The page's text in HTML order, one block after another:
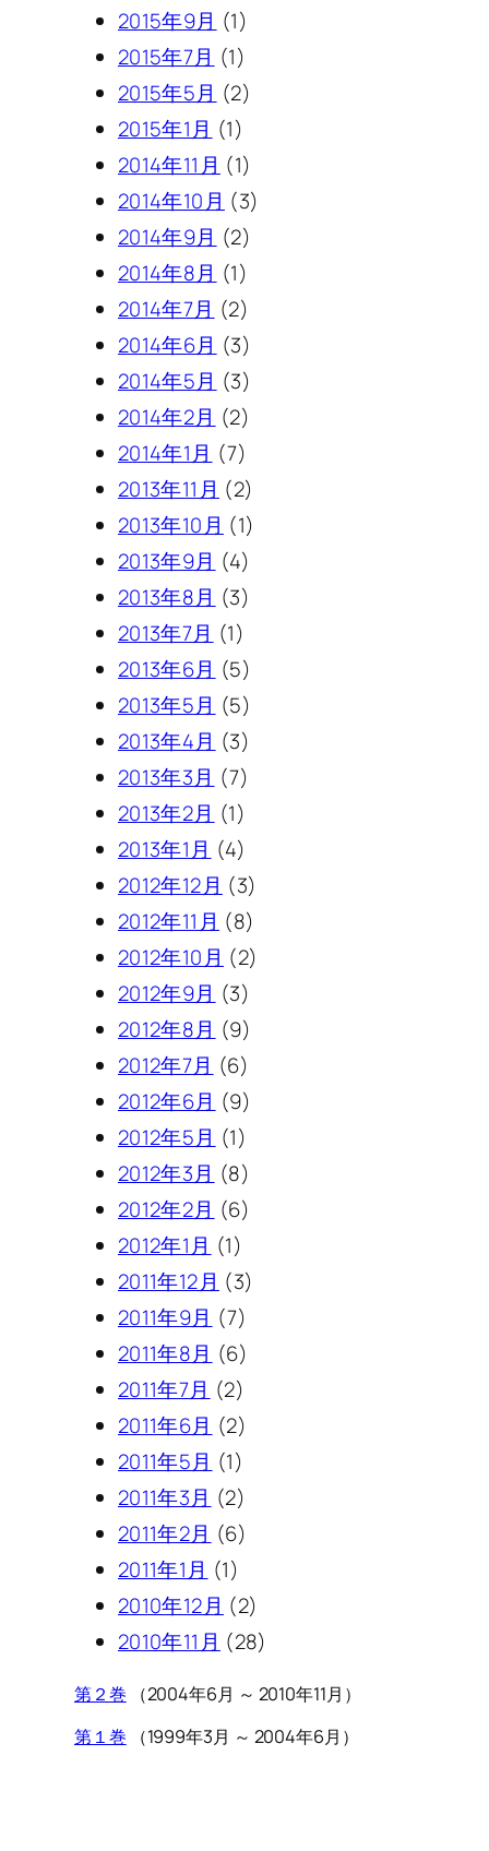
2015年9月 (1)
2015年7月 (1)
2015年5月 (2)
2015年1月 (1)
2014年11月 (1)
2014年10月 (3)
2014年9月 (2)
2014年8月 (1)
2014年7月 (2)
2014年6月 (3)
2014年5月 (3)
2014年2月 (2)
2014年1月 (7)
2013年11月 (2)
2013年10月 (1)
2013年9月 (4)
2013年8月 (3)
2013年7月 (1)
2013年6月 (5)
2013年5月 (5)
2013年4月 (3)
2013年3月 (7)
2013年2月 (1)
2013年1月 (4)
2012年12月 (3)
2012年11月 (8)
2012年10月 (2)
2012年9月 (3)
2012年8月 (9)
2012年7月 (6)
2012年6月 (9)
2012年5月 (1)
2012年3月 (8)
2012年2月 (6)
2012年1月 (1)
2011年12月 (3)
2011年9月 (7)
2011年8月 (6)
2011年7月 (2)
2011年6月 (2)
2011年5月 (1)
2011年3月 (2)
2011年2月 (6)
2011年1月 (1)
2010年12月 (2)
2010年11月 (28)
第２巻 （2004年6月 ～ 2010年11月）
第１巻 （1999年3月 ～ 2004年6月）